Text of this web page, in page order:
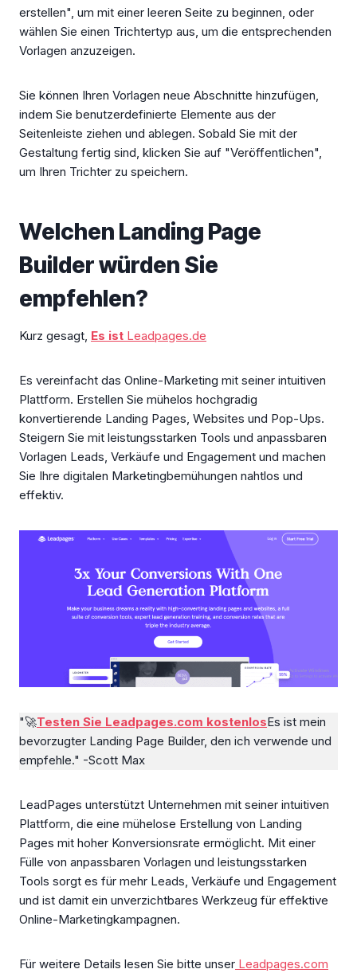
erstellen", um mit einer leeren Seite zu beginnen, oder
wählen Sie einen Trichtertyp aus, um die entsprechenden
Vorlagen anzuzeigen.
Sie können Ihren Vorlagen neue Abschnitte hinzufügen,
indem Sie benutzerdefinierte Elemente aus der
Seitenleiste ziehen und ablegen. Sobald Sie mit der
Gestaltung fertig sind, klicken Sie auf "Veröffentlichen",
um Ihren Trichter zu speichern.
Welchen Landing Page
Builder würden Sie
empfehlen?
Kurz gesagt, Es ist Leadpages.de
Es vereinfacht das Online-Marketing mit seiner intuitiven
Plattform. Erstellen Sie mühelos hochgradig
konvertierende Landing Pages, Websites und Pop-Ups.
Steigern Sie mit leistungsstarken Tools und anpassbaren
Vorlagen Leads, Verkäufe und Engagement und machen
Sie Ihre digitalen Marketingbemühungen nahtlos und
effektiv.
"🚀Testen Sie Leadpages.com kostenlosEs ist mein
bevorzugter Landing Page Builder, den ich verwende und
empfehle." -Scott Max
LeadPages unterstützt Unternehmen mit seiner intuitiven
Plattform, die eine mühelose Erstellung von Landing
Pages mit hoher Konversionsrate ermöglicht. Mit einer
Fülle von anpassbaren Vorlagen und leistungsstarken
Tools sorgt es für mehr Leads, Verkäufe und Engagement
und ist damit ein unverzichtbares Werkzeug für effektive
Online-Marketingkampagnen.
Für weitere Details lesen Sie bitte unser Leadpages.com